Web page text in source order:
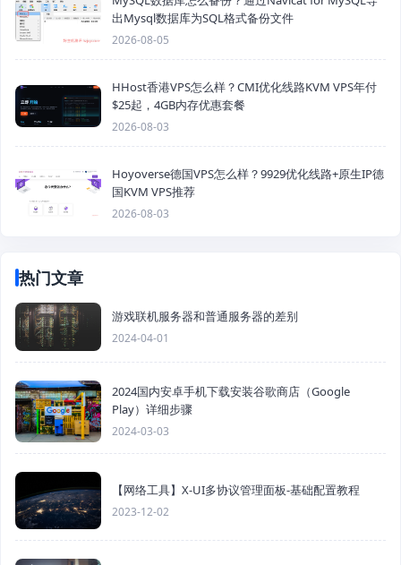
出Mysql数据库为SQL格式备份文件
2026-08-05
HHost香港VPS怎么样？CMI优化线路KVM VPS年付
$25起，4GB内存优惠套餐
2026-08-03
Hoyoverse德国VPS怎么样？9929优化线路+原生IP德
国KVM VPS推荐
2026-08-03
热门文章
游戏联机服务器和普通服务器的差别
2024-04-01
2024国内安卓手机下载安装谷歌商店（Google
Play）详细步骤
2024-03-03
【网络工具】X-UI多协议管理面板-基础配置教程
2023-12-02